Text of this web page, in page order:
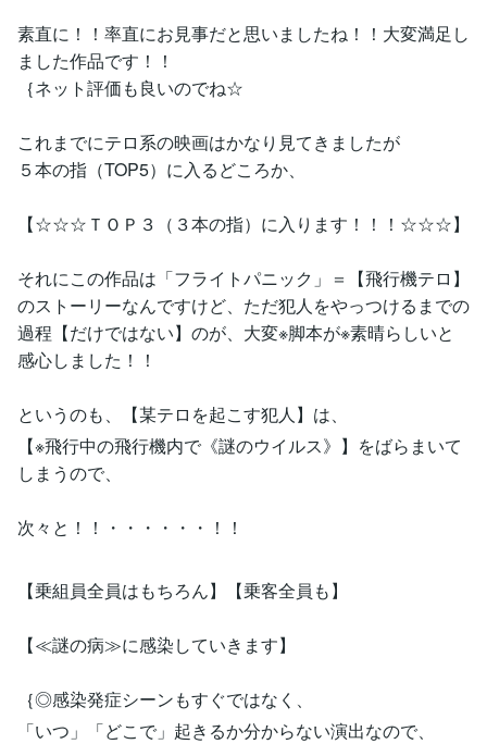
素直に！！率直にお見事だと思いましたね！！大変満足し
ました作品です！！
｛ネット評価も良いのでね☆
これまでにテロ系の映画はかなり見てきましたが
５本の指（TOP5）に入るどころか、
【☆☆☆ＴＯＰ３（３本の指）に入ります！！！☆☆☆】
それにこの作品は「フライトパニック」＝【飛行機テロ】
のストーリーなんですけど、ただ犯人をやっつけるまでの
過程【だけではない】のが、大変※脚本が※素晴らしいと
感心しました！！
というのも、【某テロを起こす犯人】は、
【※飛行中の飛行機内で《謎のウイルス》】をばらまいて
しまうので、
次々と！！・・・・・・！！
【乗組員全員はもちろん】【乗客全員も】
【≪謎の病≫に感染していきます】
｛◎感染発症シーンもすぐではなく、
「いつ」「どこで」起きるか分からない演出なので、